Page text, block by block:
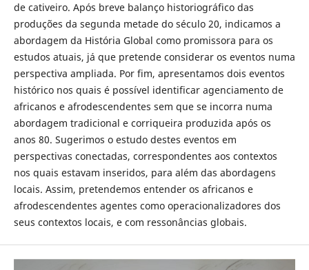
de cativeiro. Após breve balanço historiográfico das
produções da segunda metade do século 20, indicamos a
abordagem da História Global como promissora para os
estudos atuais, já que pretende considerar os eventos numa
perspectiva ampliada. Por fim, apresentamos dois eventos
histórico nos quais é possível identificar agenciamento de
africanos e afrodescendentes sem que se incorra numa
abordagem tradicional e corriqueira produzida após os
anos 80. Sugerimos o estudo destes eventos em
perspectivas conectadas, correspondentes aos contextos
nos quais estavam inseridos, para além das abordagens
locais. Assim, pretendemos entender os africanos e
afrodescendentes agentes como operacionalizadores dos
seus contextos locais, e com ressonâncias globais.